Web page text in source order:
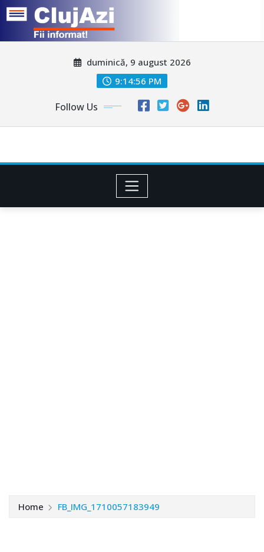
duminică, 9 august 2026
9:14:59 PM
Follow Us
Home FB_IMG_1710057183949